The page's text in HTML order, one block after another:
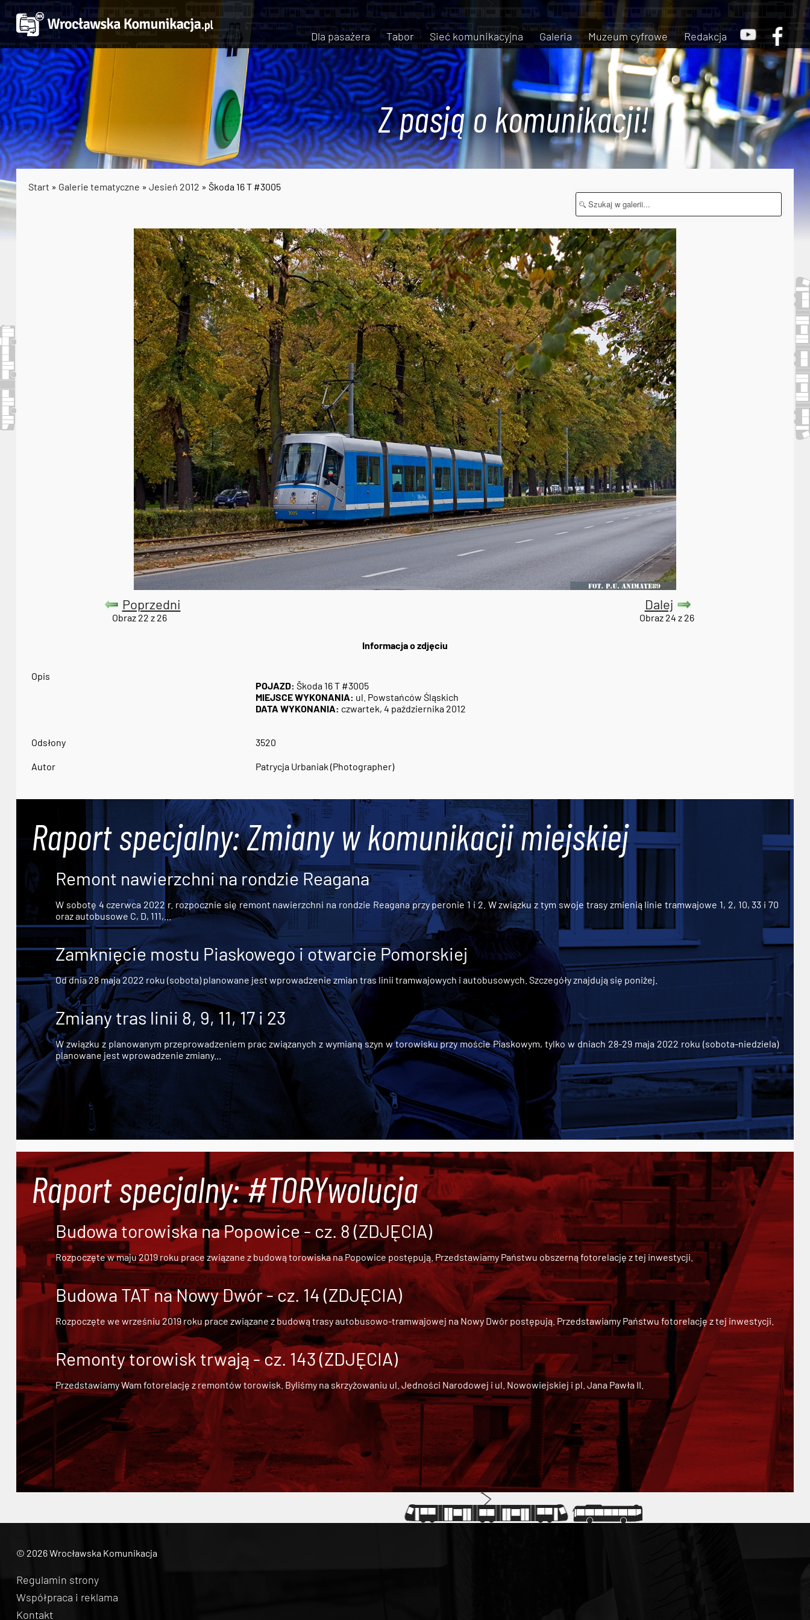
Dla pasażera Tabor Sieć komunikacyjna Galeria Muzeum cyfrowe Redakcja
Z pasją o komunikacji!
Start » Galerie tematyczne » Jesień 2012 » Škoda 16 T #3005
Poprzedni
Obraz 22 z 26
Dalej
Obraz 24 z 26
Informacja o zdjęciu
Opis
POJAZD: Škoda 16 T #3005
MIEJSCE WYKONANIA: ul. Powstańców Śląskich
DATA WYKONANIA: czwartek, 4 października 2012
Odsłony 3520
Autor Patrycja Urbaniak (Photographer)
Raport specjalny: Zmiany w komunikacji miejskiej
Remont nawierzchni na rondzie Reagana
W sobotę 4 czerwca 2022 r. rozpocznie się remont nawierzchni na rondzie Reagana przy peronie 1 i 2. W związku z tym swoje trasy zmienią linie tramwajowe 1, 2, 10, 33 i 70
oraz autobusowe C, D, 111,...
Zamknięcie mostu Piaskowego i otwarcie Pomorskiej
Od dnia 28 maja 2022 roku (sobota) planowane jest wprowadzenie zmian tras linii tramwajowych i autobusowych. Szczegóły znajdują się poniżej.
Zmiany tras linii 8, 9, 11, 17 i 23
W związku z planowanym przeprowadzeniem prac związanych z wymianą szyn w torowisku przy moście Piaskowym, tylko w dniach 28-29 maja 2022 roku (sobota-niedziela)
planowane jest wprowadzenie zmiany...
Raport specjalny: #TORYwolucja
Budowa torowiska na Popowice - cz. 8 (ZDJĘCIA)
Rozpoczęte w maju 2019 roku prace związane z budową torowiska na Popowice postępują. Przedstawiamy Państwu obszerną fotorelację z tej inwestycji.
Budowa TAT na Nowy Dwór - cz. 14 (ZDJĘCIA)
Rozpoczęte we wrześniu 2019 roku prace związane zbudową trasy autobusowo-tramwajowej na Nowy Dwórpostępują. Przedstawiamy Państwu fotorelację z tej inwestycji.
Remonty torowisk trwają - cz. 143 (ZDJĘCIA)
Przedstawiamy Wam fotorelację z remontów torowisk. Byliśmy na skrzyżowaniu ul. Jedności Narodowej i ul. Nowowiejskiej i pl. Jana Pawła II.
© 2026 Wrocławska Komunikacja
Regulamin strony
Współpraca i reklama
Kontakt